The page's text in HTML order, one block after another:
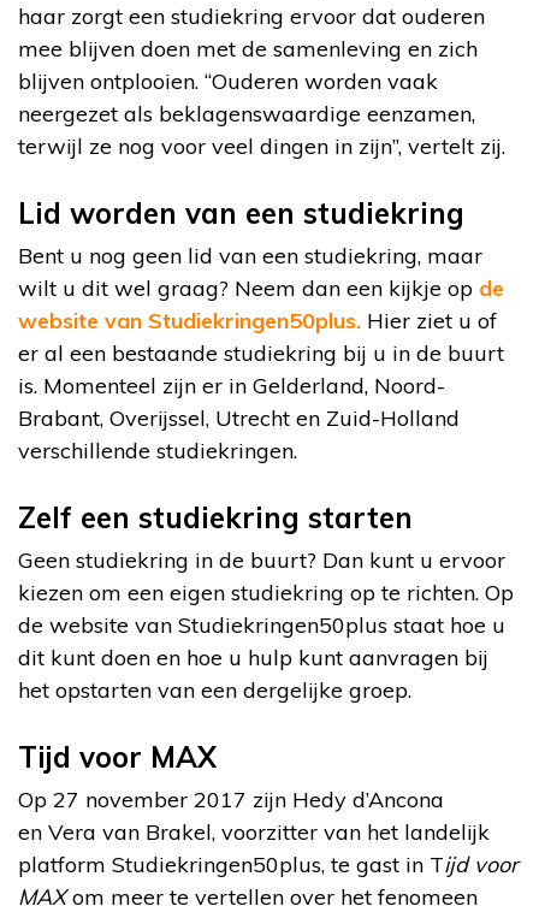
haar zorgt een studiekring ervoor dat ouderen
mee blijven doen met de samenleving en zich
blijven ontplooien. “Ouderen worden vaak
neergezet als beklagenswaardige eenzamen,
terwijl ze nog voor veel dingen in zijn”, vertelt zij.
Lid worden van een studiekring
Bent u nog geen lid van een studiekring, maar
wilt u dit wel graag? Neem dan een kijkje op de
website van Studiekringen50plus. Hier ziet u of
er al een bestaande studiekring bij u in de buurt
is. Momenteel zijn er in Gelderland, Noord-
Brabant, Overijssel, Utrecht en Zuid-Holland
verschillende studiekringen.
Zelf een studiekring starten
Geen studiekring in de buurt? Dan kunt u ervoor
kiezen om een eigen studiekring op te richten. Op
de website van Studiekringen50plus staat hoe u
dit kunt doen en hoe u hulp kunt aanvragen bij
het opstarten van een dergelijke groep.
Tijd voor MAX
Op 27 november 2017 zijn Hedy d’Ancona
en Vera van Brakel, voorzitter van het landelijk
platform Studiekringen50plus, te gast in Tijd voor
MAXom meer te vertellen over het fenomeen